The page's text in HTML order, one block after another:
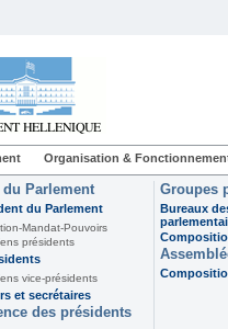
Organisation &
du Parlement
du Parlement
Mandat-Pouvoirs
présidents
vice-présidents
et secrétaires
des présidents
Groupes
Bureaux